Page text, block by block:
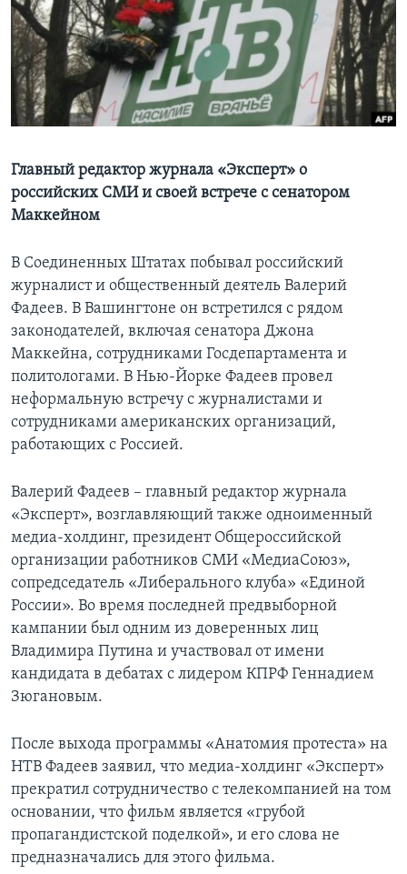
Learning English
СОЦИАЛЬНЫЕ СЕТИ
Языки
Главный редактор журнала «Эксперт» о
российских СМИ и своей встрече с сенатором
Маккейном
В Соединенных Штатах побывал российский
журналист и общественный деятель Валерий
Фадеев. В Вашингтоне он встретился с рядом
законодателей, включая сенатора Джона
Маккейна, сотрудниками Госдепартамента и
политологами. В Нью-Йорке Фадеев провел
неформальную встречу с журналистами и
сотрудниками американских организаций,
работающих с Россией.
Валерий Фадеев – главный редактор журнала
«Эксперт», возглавляющий также одноименный
медиа-холдинг, президент Общероссийской
организации работников СМИ «МедиаСоюз»,
сопредседатель «Либерального клуба» «Единой
России». Во время последней предвыборной
кампании был одним из доверенных лиц
Владимира Путина и участвовал от имени
кандидата в дебатах с лидером КПРФ Геннадием
Зюгановым.
После выхода программы «Анатомия протеста» на
НТВ Фадеев заявил, что медиа-холдинг «Эксперт»
прекратил сотрудничество с телекомпанией на том
основании, что фильм является «грубой
пропагандистской поделкой», и его слова не
предназначались для этого фильма.